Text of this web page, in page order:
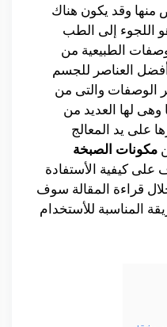
منها وقد يكون هناك
اللجوء إلى الطب
الطبيعية من
العناصر للجسم
الوصفات والتى من
وهى لها العديد من
على يد المعالج
مكونات الصبخة
كيفية الأستفادة
قراءة المقالة سوف
المناسبة للأستخدام